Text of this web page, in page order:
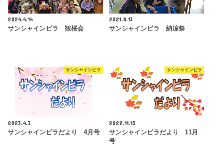
2024.4.14
サンシャインビラ 観桜会
2021.8.13
サンシャインビラ 納涼祭
サンシャインビラ
2023.4.3
サンシャインビラだより 4月号
サンシャインビラ
2022.11.15
サンシャインビラだより 11月
号